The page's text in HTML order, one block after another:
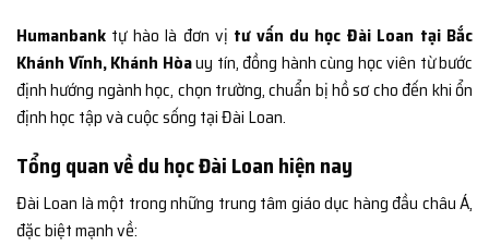
Humanbank tự hào là đơn vị tư vấn du học Đài Loan tại Bắc
Khánh Vĩnh, Khánh Hòauy tín, đồng hành cùng học viên từ bước
định hướng ngành học, chọn trường, chuẩn bị hồ sơ cho đến khi ổn
định học tập và cuộc sống tại Đài Loan.
Tổng quan về du học Đài Loan hiện nay
Đài Loan là một trong những trung tâm giáo dục hàng đầu châu Á,
đặc biệt mạnh về: